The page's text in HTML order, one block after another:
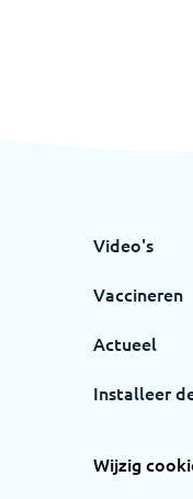
Video's
Vaccineren
Actueel
Installeer
Wijzig